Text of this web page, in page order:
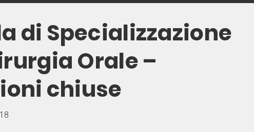
di Specializzazione
Orale –
chiuse